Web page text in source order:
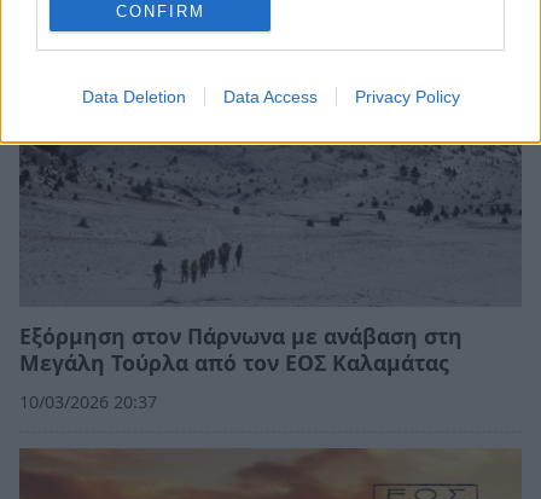
CONFIRM
Data Deletion Data Access Privacy Policy
Εξόρμηση στον Πάρνωνα με ανάβαση στη
Μεγάλη Τούρλα από τον ΕΟΣ Καλαμάτας
10/03/2026 20:37